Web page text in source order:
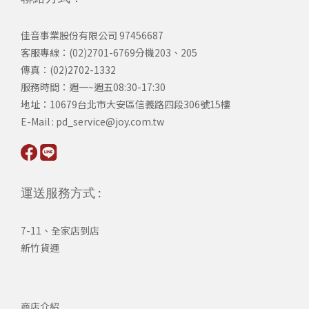
佳音事業股份有限公司 97456687
客服專線：(02)2701-6769分機203、205
傳真：(02)2702-1332
服務時間：週一~週五08:30-17:30
​地址：10679台北市大安區信義路四段306號15樓
​E-Mail : pd_service@joy.com.tw
運送服務方式 :
7-11、全家店到店
新竹貨運
商店介紹